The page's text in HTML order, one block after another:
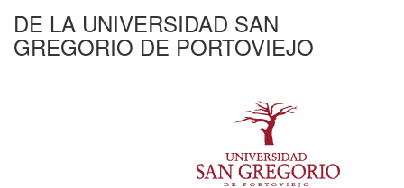
DE LA UNIVERSIDAD SAN
GREGORIO DE PORTOVIEJO